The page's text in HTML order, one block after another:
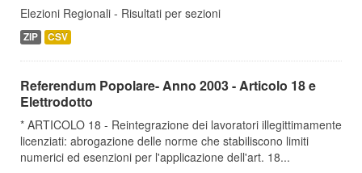
Elezioni Regionali - Risultati per sezioni
ZIP CSV
Referendum Popolare- Anno 2003 - Articolo 18 e
Elettrodotto
* ARTICOLO 18 - Reintegrazione dei lavoratori illegittimamente
licenziati: abrogazione delle norme che stabiliscono limiti
numerici ed esenzioni per l'applicazione dell'art. 18...